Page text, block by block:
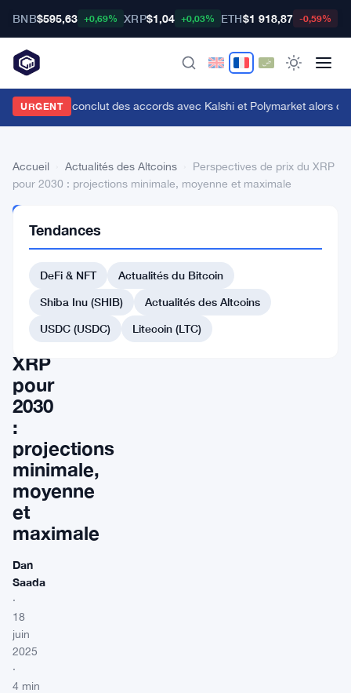
BNB$595,63 +0,69% XRP$1,04 +0,03% ETH$1 918,87 -0,59%
URGENT
Sports conclut des accords avec Kalshi et Polymarket alors
Accueil Actualités des Altcoins
Perspectives de prix du XRP
pour 2030 : projections minimale, moyenne et maximale
DES
ALTCOINS
Perspectives
prix
XRP
pour
2030
:
projections
minimale,
moyenne
et
maximale
Dan
Saada
·
18
juin
2025
·
4 min
Tendances
DeFi & NFT
Actualités du Bitcoin
Shiba Inu (SHIB)
Actualités des Altcoins
USDC (USDC)
Litecoin (LTC)